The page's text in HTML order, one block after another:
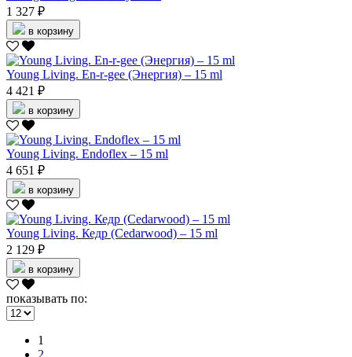
1 327 ₽
в корзину
Young Living. En-r-gee (Энергия) – 15 ml
4 421 ₽
в корзину
Young Living. Endoflex – 15 ml
4 651 ₽
в корзину
Young Living. Кедр (Cedarwood) – 15 ml
2 129 ₽
в корзину
показывать по:
1
2